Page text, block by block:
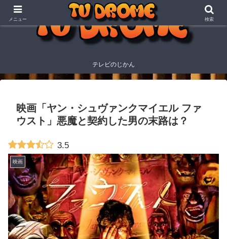
テレビのじかん
映画「ヤン・シュヴァンクマイエル ファ
ウスト」悪魔と契約した男の末路は？
3.5
映画
メニュー 検索